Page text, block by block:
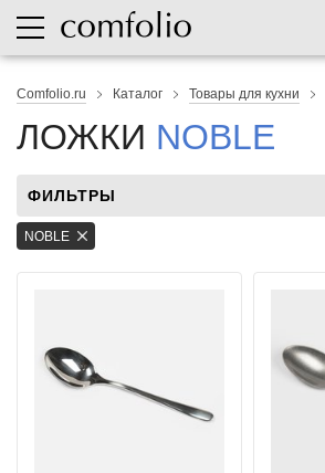
Comfolio.ru Каталог Товары для кухни
ЛОЖКИ NOBLE
ФИЛЬТРЫ
NOBLE